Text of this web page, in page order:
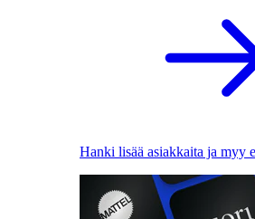
Hanki lisää asiakkaita ja myy